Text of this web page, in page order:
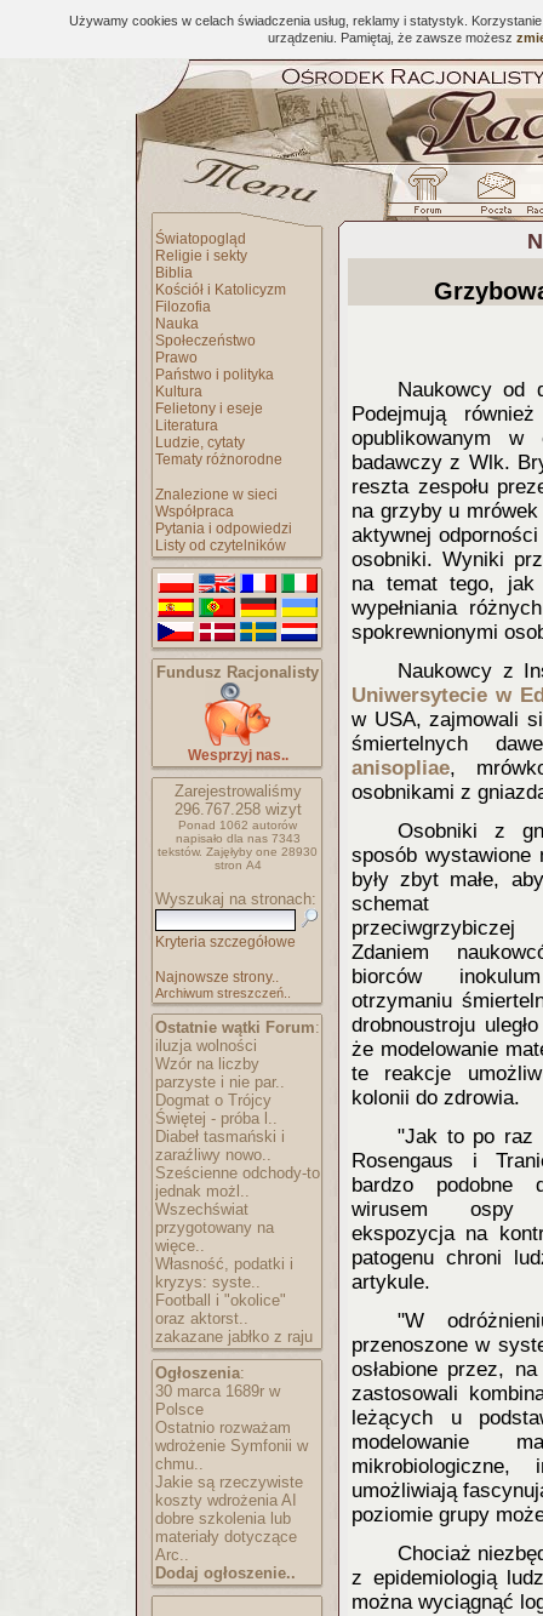
Używamy cookies w celach świadczenia usług, reklamy i statystyk.
urządzeniu. Pamiętaj, że zawsze możesz
Światopogląd
Religie i sekty
Biblia
Kościół i Katolicyzm
Filozofia
Nauka
Społeczeństwo
Prawo
Państwo i polityka
Kultura
Felietony i eseje
Literatura
Ludzie, cytaty
Tematy różnorodne
Znalezione w sieci
Współpraca
Pytania i odpowiedzi
Listy od czytelników
Fundusz Racjonalisty
Wesprzyj nas..
Zarejestrowaliśmy
296.767.258wizyt
Ponad 1062 autorów
napisało dla nas 7343
tekstów. Zajęłyby one 28930
stron A4
Wyszukaj na stronach:
Kryteria szczegółowe
Najnowsze strony..
Archiwum streszczeń..
Ostatnie wątki Forum:
iluzja wolności
Wzór na liczby
parzyste i nie par..
Dogmat o Trójcy
Świętej - próba l..
Diabeł tasmański i
zaraźliwy nowo..
Sześcienne odchody-to
jednak możl..
Wszechświat
przygotowany na
więce..
Własność, podatki i
kryzys: syste..
Football i "okolice"
oraz aktorst..
zakazane jabłko z raju
Ogłoszenia:
30 marca 1689r w
Polsce
Ostatnio rozważam
wdrożenie Symfonii w
chmu..
Jakie są rzeczywiste
koszty wdrożenia AI
dobre szkolenia lub
materiały dotyczące
Arc..
Dodaj ogłoszenie..
Naukowcy od
Podejmują
opublikowanym w
badawczy z Wlk.
reszta zespołu
na grzyby u mrówek
aktywnej
osobniki. Wyniki
na temat tego, jak
wypełniania
spokrewnionymi
Naukowcy z
Uniwersytecie w
w USA, zajmowali
śmiertelnych
anisopliae,
osobnikami z
Osobniki z
sposób
były zbyt małe,
schemat
Zdaniem
biorców
otrzymaniu
drobnoustroju
że modelowanie
te reakcje
kolonii do zdrowia.
"Jak to po raz
Rosengaus i
bardzo podobne
wirusem ospy
ekspozycja na
patogenu chroni
artykule.
"W
przenoszone w
osłabione przez,
zastosowali
leżących u
modelowanie
mikrobiologiczne,
umożliwiają
poziomie grupy
Chociaż
z epidemiologią
można wyciągnąć